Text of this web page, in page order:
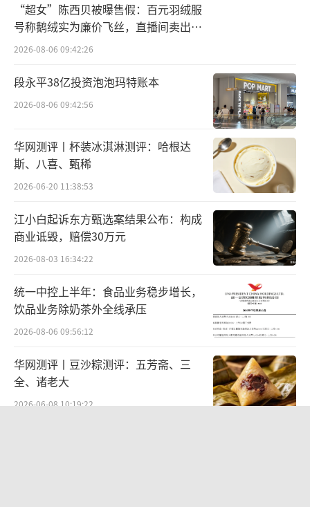
纯电这条路没这么好走的另一个例证是极
氪009。这款车型一下将50万元+纯电+MPV三
种不利Buff叠满，其月销量在去年还能勉强保
持在1600—2300辆之间的水平。但在进入2024
年以后，009销量出现直线下滑，已经连续三个
月（5月数据暂无）月销在500辆之下，同样在
这条路线上栽了跟头的还有理想MEGA。
形成鲜明对比的是，一早就布局了插混形
在现阶段，极氪009想要销量止跌，加个油箱不
失为一条可行的路径。
“超女”陈西贝被曝售假：百元羽绒服
号称鹅绒实为廉价飞丝，直播间卖出超
百万元
2026-08-06 09:42:26
段永平38亿投资泡泡玛特账本
2026-08-06 09:42:56
华网测评丨杯装冰淇淋测评：哈根达
斯、八喜、甄稀
2026-06-20 11:38:53
江小白起诉东方甄选案结果公布：构成
商业诋毁，赔偿30万元
2026-08-03 16:34:22
统一中控上半年：食品业务稳步增长，
饮品业务除奶茶外全线承压
2026-08-06 09:56:12
华网测评丨豆沙粽测评：五芳斋、三
全、诸老大
2026-06-08 10:19:22